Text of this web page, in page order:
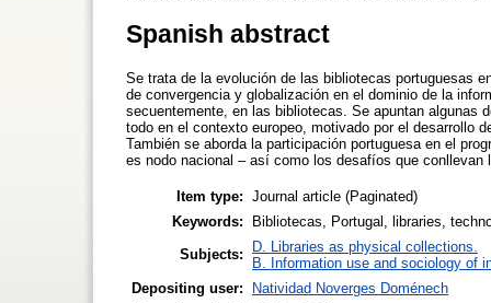
Spanish abstract
Se trata de la evolución de las bibliotecas portuguesas
de convergencia y globalización en el dominio de la
secuentemente, en las bibliotecas. Se apuntan algunas
todo en el contexto europeo, motivado por el desarrollo
También se aborda la participación portuguesa en el
es nodo nacional – así como los desafíos que
Item type: Journal article (Paginated)
Keywords:
Bibliotecas, Portugal, libraries,
Subjects:
D. Libraries as physical collections.
B. Information use and sociology of
Depositing user:
Natividad Noverges Doménech